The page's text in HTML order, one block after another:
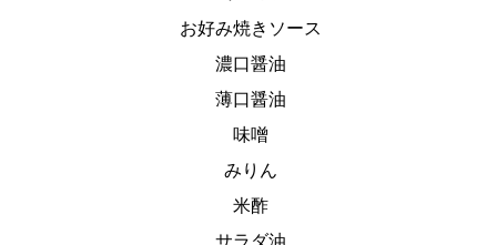
お好み焼きソース
濃口醤油
薄口醤油
味噌
みりん
米酢
サラダ油